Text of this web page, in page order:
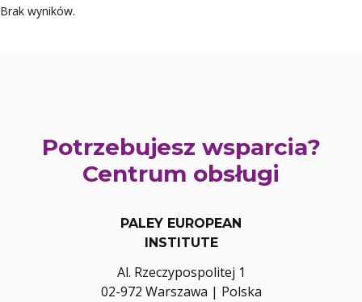
Brak wyników.
Potrzebujesz wsparcia?
Centrum obsługi
PALEY EUROPEAN
INSTITUTE
Al. Rzeczypospolitej 1
02-972 Warszawa | Polska